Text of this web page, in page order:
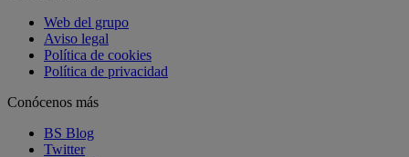
Web del grupo
Aviso legal
Política de cookies
Política de privacidad
Conócenos más
BS Blog
Twitter